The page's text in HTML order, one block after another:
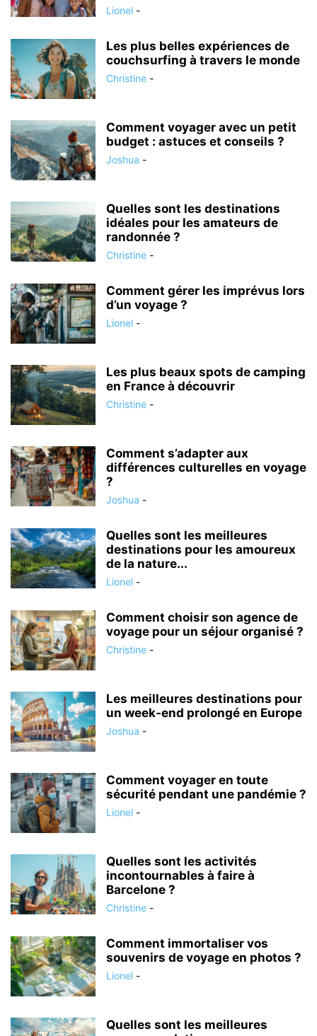
Lionel -
Les plus belles expériences de
couchsurfing à travers le monde
Christine -
Comment voyager avec un petit
budget : astuces et conseils ?
Joshua -
Quelles sont les destinations
idéales pour les amateurs de
randonnée ?
Christine -
Comment gérer les imprévus lors
d’un voyage ?
Lionel -
Les plus beaux spots de camping
en France à découvrir
Christine -
Comment s’adapter aux
différences culturelles en voyage
?
Joshua -
Quelles sont les meilleures
destinations pour les amoureux
de la nature...
Lionel -
Comment choisir son agence de
voyage pour un séjour organisé ?
Christine -
Les meilleures destinations pour
un week-end prolongé en Europe
Joshua -
Comment voyager en toute
sécurité pendant une pandémie ?
Lionel -
Quelles sont les activités
incontournables à faire à
Barcelone ?
Christine -
Comment immortaliser vos
souvenirs de voyage en photos ?
Lionel -
Quelles sont les meilleures